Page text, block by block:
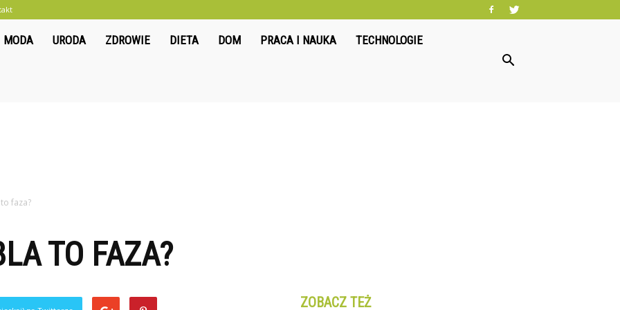
Oliwkowo.pl
MODA URODA ZDROWIE DIETA DOM PRACA I NAUKA TECHNOLOGIE
faza?
TO FAZA?
ZOBACZ TEŻ